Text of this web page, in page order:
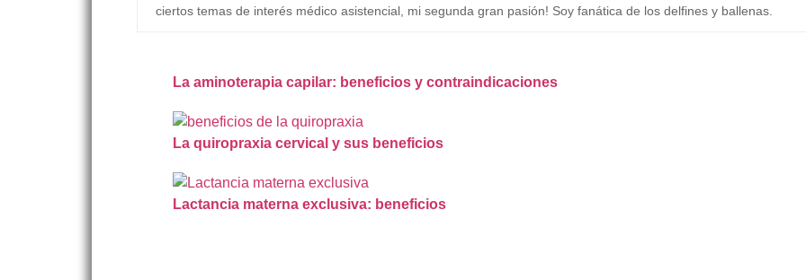
ciertos temas de interés médico asistencial, mi segunda gran pasión! Soy fanática de los delfines y ballenas.
La aminoterapia capilar: beneficios y contraindicaciones
La quiropraxia cervical y sus beneficios
Lactancia materna exclusiva: beneficios